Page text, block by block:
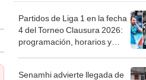
Partidos de Liga 1 en la fecha
4 del Torneo Clausura 2026:
programación, horarios y
Senamhi advierte llegada de